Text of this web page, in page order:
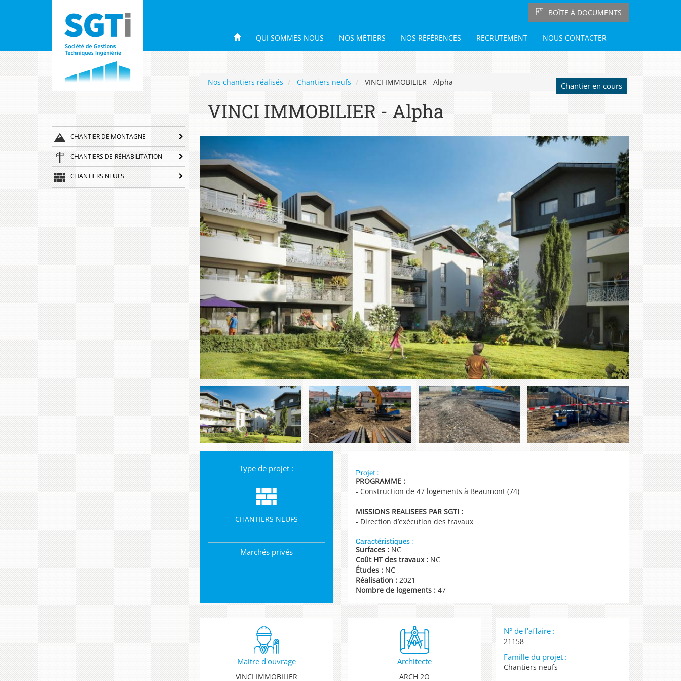
sgti BOÎTE À DOCUMENTS
Navigation
principale
QUI SOMMES NOUS NOS MÉTIERS NOS RÉFÉRENCES RECRUTEMENT NOUS CONTACTER
CHANTIER DE MONTAGNE
CHANTIERS DE RÉHABILITATION
CHANTIERS NEUFS
Nos chantiers réalisés Chantiers neufs VINCI IMMOBILIER - Alpha Chantier en cours
VINCI IMMOBILIER - Alpha
Next
Type de projet :
CHANTIERS NEUFS
Marchés privés
Projet :
PROGRAMME :
- Construction de 47 logements à Beaumont (74)
MISSIONS REALISEES PAR SGTI :
- Direction d’exécution des travaux
Caractéristiques :
Surfaces :NC
Coût HT des travaux :NC
Études :NC
Réalisation : 2021
Nombre de logements : 47
Maitre d'ouvrage
VINCI IMMOBILIER
Architecte
ARCH 2O
N° de l'affaire :
21158
Famille du projet :
Chantiers neufs